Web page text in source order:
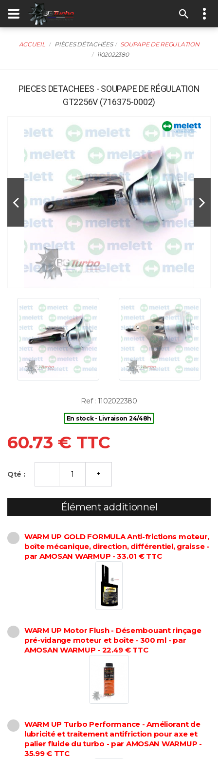
ACCUEIL PIÈCES DÉTACHÉES
SOUPAPE DE REGULATION
1102022380
PIECES DETACHEES - SOUPAPE DE RÉGULATION
GT2256V (716375-0002)
Ref : 1102022380
En stock - Livraison 24/48h
60.73 € TTC
Qté :
Élément additionnel
WARM UP GOLD FORMULA Anti-frictions moteur,
boîte mécanique, direction, différentiel, graisse -
par AMOSAN WARMUP - 33.01 € TTC
WARM UP Motor Flush - Désembouant rinçage
pré-vidange moteur et boîte - 300 ml - par
AMOSAN WARMUP - 22.49 € TTC
WARM UP Turbo Performance - Améliorant de
lubricité et traitement antifriction pour axe et
palier fluide du turbo - par AMOSAN WARMUP -
35.99 € TTC